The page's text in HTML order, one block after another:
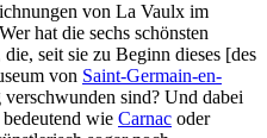
von La Vaulx im
hat die sechs schönsten
seit sie zu Beginn dieses [des
von Saint-Germain-en-
sind? Und dabei
wie Carnac oder